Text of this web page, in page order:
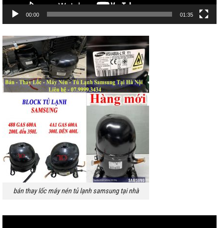
00:00 01:35
bán thay lốc máy nén tủ lạnh samsung tại nhà